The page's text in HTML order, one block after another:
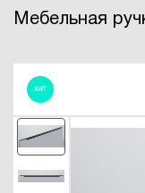
Мебельная
ХИТ